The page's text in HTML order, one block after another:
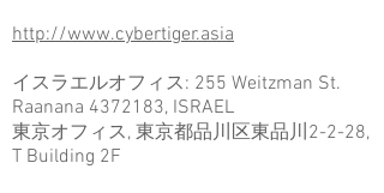
http://www.cybertiger.asia
イスラエルオフィス: 255 Weitzman St.
Raanana 4372183, ISRAEL
東京オフィス, 東京都品川区東品川2-2-28,
T Building 2F